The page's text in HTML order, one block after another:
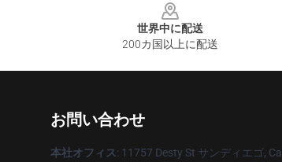
世界中に配送
200カ国以上に配送
お問い合わせ
本社オフィス: 11757 Desty St サンディエゴ, Ca